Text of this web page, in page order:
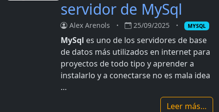
servidor de MySql
Alex Arenols 25/09/2025 MYSQL
MySql es uno de los servidores de base
de datos más utilizados en internet para
proyectos de todo tipo y aprender a
instalarlo y a conectarse no es mala idea
…
Leer más…